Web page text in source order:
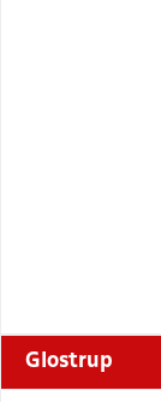
Glostrup